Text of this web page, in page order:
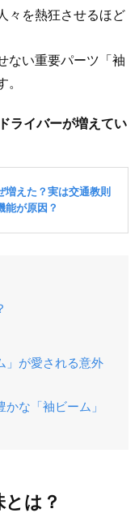
々を熱狂させるほど
ない重要パーツ「袖
。
ライバーが増えてい
」が愛される意外
な「袖ビーム」
とは？